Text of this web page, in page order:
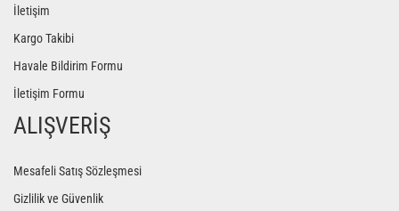
İletişim
Kargo Takibi
Havale Bildirim Formu
İletişim Formu
ALIŞVERİŞ
Mesafeli Satış Sözleşmesi
Gizlilik ve Güvenlik